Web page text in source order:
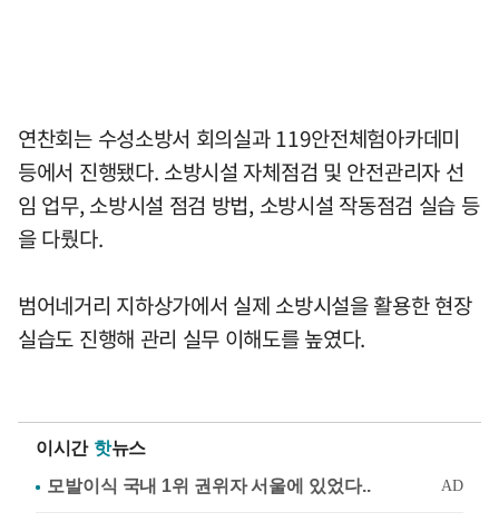
연찬회는 수성소방서 회의실과 119안전체험아카데미
등에서 진행됐다. 소방시설 자체점검 및 안전관리자 선
임 업무, 소방시설 점검 방법, 소방시설 작동점검 실습 등
을 다뤘다.
범어네거리 지하상가에서 실제 소방시설을 활용한 현장
실습도 진행해 관리 실무 이해도를 높였다.
이시간 핫뉴스